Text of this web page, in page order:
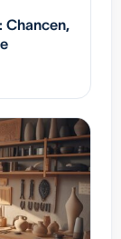
Chancen,